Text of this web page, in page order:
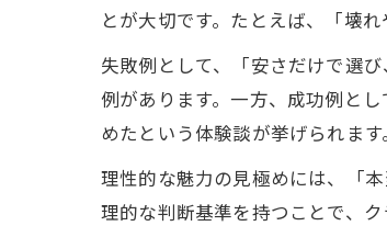
とが大切です。たとえば、「壊
失敗例として、「安さだけで選
例があります。一方、成功例と
めたという体験談が挙げられます。
理性的な魅力の見極めには、「
理的な判断基準を持つことで、